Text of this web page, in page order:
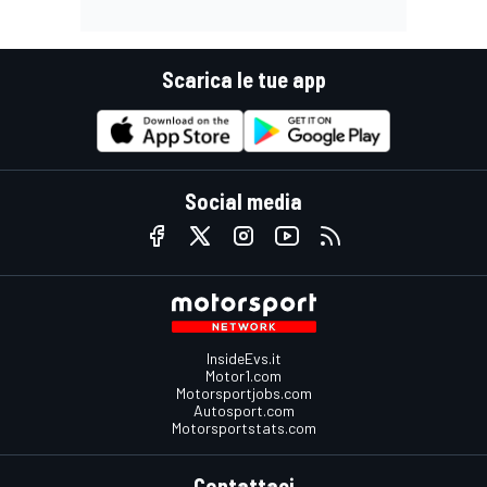
Scarica le tue app
Social media
InsideEvs.it
Motor1.com
Motorsportjobs.com
Autosport.com
Motorsportstats.com